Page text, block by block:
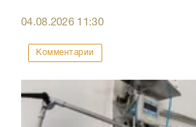
04.08.2026 11:30
Комментарии